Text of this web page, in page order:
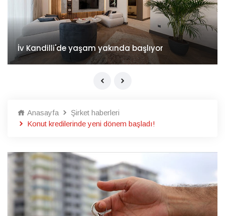
İv Kandilli'de yaşam yakında başlıyor
Anasayfa
Şirket haberleri
Konut kredilerinde yeni dönem başladı!